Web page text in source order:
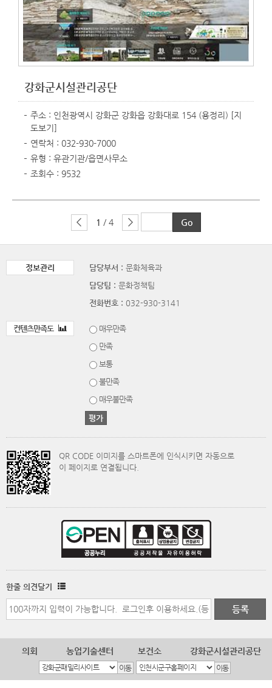
강화군시설관리공단
주소 : 인천광역시 강화군 강화읍 강화대로 154 (용정리) [지
도보기]
연락처 : 032-930-7000
유형 : 유관기관/읍면사무소
조회수 : 9532
1 / 4
정보관리 담당부서 : 문화체육과
담당팀 : 문화정책팀
전화번호 : 032-930-3141
컨텐츠만족도
매우만족
만족
보통
불만족
매우불만족
QR CODE 이미지를 스마트폰에 인식시키면 자동으로
이 페이지로 연결됩니다.
한줄 의견달기
의회 농업기술센터 보건소 강화군시설관리공단